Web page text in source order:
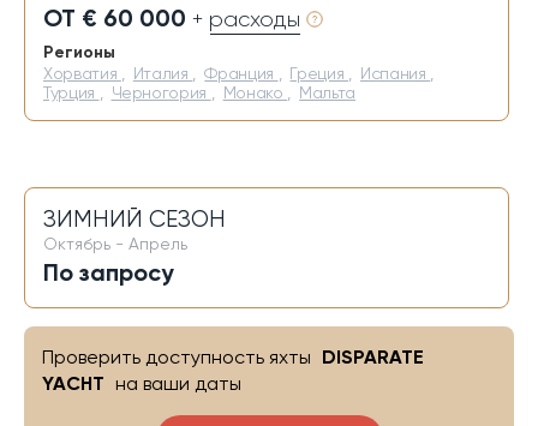
ОТ € 60 000 + расходы
Регионы
Хорватия Италия ,Франция Греция Испания
Турция
Черногория Монако Мальта
ЗИМНИЙ СЕЗОН
Октябрь - Апрель
По запросу
Проверить доступность яхты DISPARATE
YACHT на ваши даты